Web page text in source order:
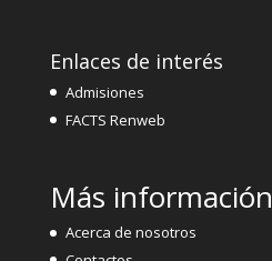
Enlaces de interés
Admisiones
FACTS Renweb
Más información
Acerca de nosotros